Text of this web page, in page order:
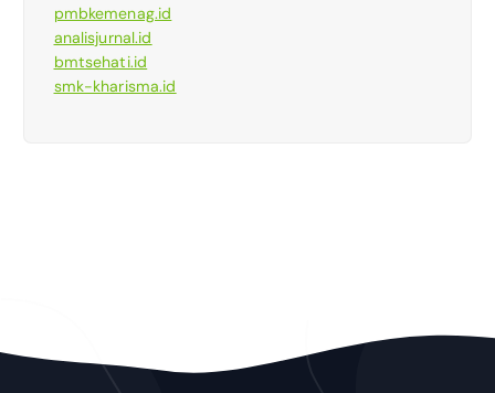
pmbkemenag.id
analisjurnal.id
bmtsehati.id
smk-kharisma.id